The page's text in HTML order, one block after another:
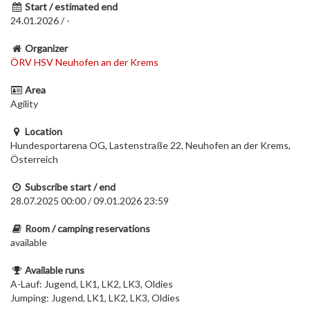
Start / estimated end
24.01.2026 / -
Organizer
ÖRV HSV Neuhofen an der Krems
Area
Agility
Location
Hundesportarena OG, Lastenstraße 22, Neuhofen an der Krems,
Österreich
Subscribe start / end
28.07.2025 00:00 / 09.01.2026 23:59
Room / camping reservations
available
Available runs
A-Lauf: Jugend, LK1, LK2, LK3, Oldies
Jumping: Jugend, LK1, LK2, LK3, Oldies